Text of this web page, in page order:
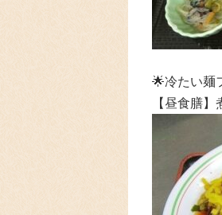
🌟冷たい麺
【昼食膳